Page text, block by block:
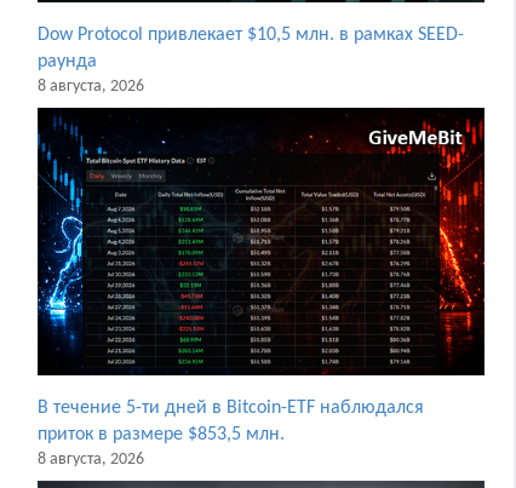
Dow Protocol привлекает $10,5 млн. в рамках SEED-
раунда
8 августа, 2026
В течение 5-ти дней в Bitcoin-ETF наблюдался
приток в размере $853,5 млн.
8 августа, 2026